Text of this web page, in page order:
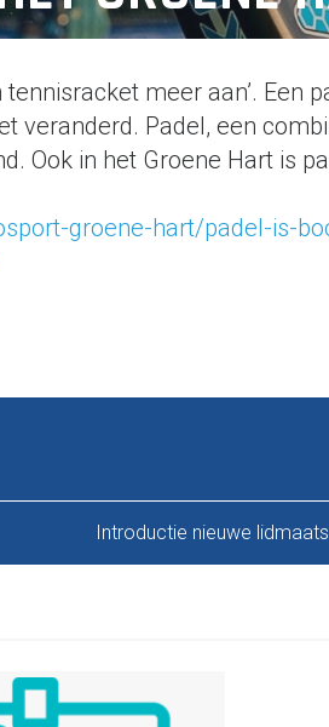
meer aan’. Een
veranderd. Padel, een
Ook in het Groene Hart is
groene-hart/padel-is-
Introductie nieuwe